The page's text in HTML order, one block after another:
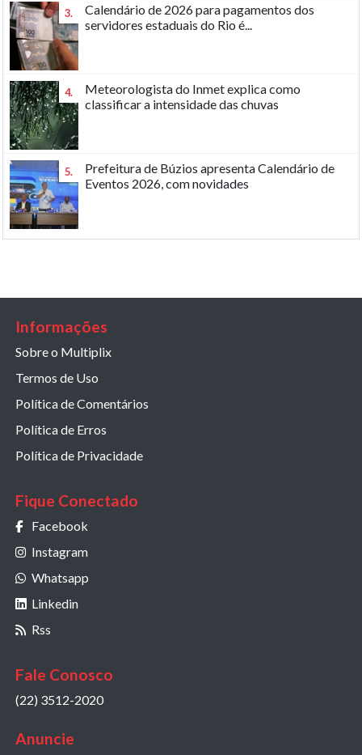
3.
Calendário de 2026 para pagamentos dos
servidores estaduais do Rio é...
4.
Meteorologista do Inmet explica como
classificar a intensidade das chuvas
5.
Prefeitura de Búzios apresenta Calendário de
Eventos 2026, com novidades
Informações
Sobre o Multiplix
Termos de Uso
Política de Comentários
Política de Erros
Política de Privacidade
Fique Conectado
Facebook
Instagram
Whatsapp
Linkedin
Rss
Fale Conosco
(22) 3512-2020
Anuncie